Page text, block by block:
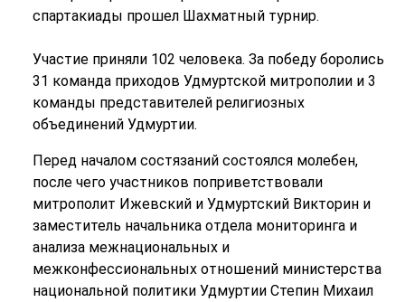
спартакиады прошел Шахматный турнир.
Участие приняли 102 человека. За победу боролись
31 команда приходов Удмуртской митрополии и 3
команды представителей религиозных
объединений Удмуртии.
Перед началом состязаний состоялся молебен,
после чего участников поприветствовали
митрополит Ижевский и Удмуртский Викторин и
заместитель начальника отдела мониторинга и
анализа межнациональных и
межконфессиональных отношений министерства
национальной политики Удмуртии Степин Михаил